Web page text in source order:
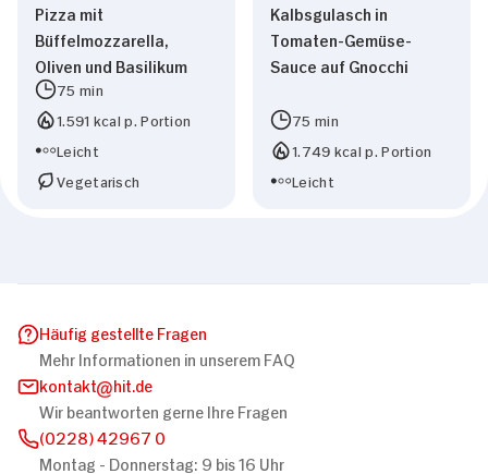
Nur Notwendige erlauben
Pizza mit
Büffelmozzarella,
Oliven und Basilikum
75 min
1.591 kcal p. Portion
Leicht
Vegetarisch
Kalbsgulasch in
Tomaten-Gemüse-
Sauce auf Gnocchi
75 min
1.749 kcal p. Portion
Leicht
Häufig gestellte Fragen
Mehr Informationen in unserem FAQ
kontakt
hit.de
Wir beantworten gerne Ihre Fragen
(0228) 42967 0
Montag - Donnerstag: 9 bis 16 Uhr